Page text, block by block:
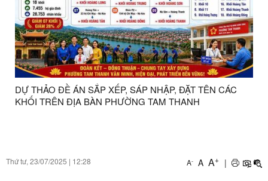
DỰ THẢO ĐỀ ÁN SẮP XẾP, SÁP NHẬP, ĐẶT TÊN CÁC
KHỐI TRÊN ĐỊA BÀN PHƯỜNG TAM THANH
Thứ tư, 23/07/2025 | 12:28 A- A A+ |